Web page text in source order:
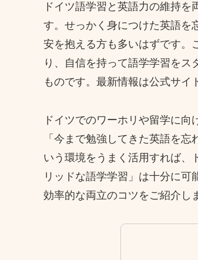
ドイツ語学習と英語力の維持
す。せっかく身につけた英語を
安を抱える方も多いはずです。
り、自信を持って語学学習を
ものです。最新情報は公式サイ
ドイツでのワーホリや留学に向
「今まで勉強してきた英語を
いう環境をうまく活用すれば、
リッドな語学学習」は十分に可
効率的な両立のコツをご紹介し